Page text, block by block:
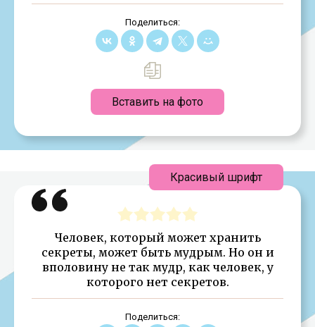
Поделиться:
Вставить на фото
Человек, который может хранить
секреты, может быть мудрым. Но он и
вполовину не так мудр, как человек, у
которого нет секретов.
Поделиться:
Красивый шрифт